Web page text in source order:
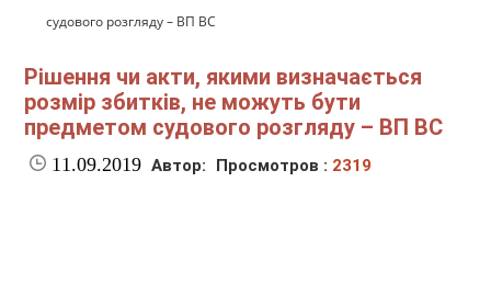
судового розгляду – ВП ВС
Рішення чи акти, якими визначається
розмір збитків, не можуть бути
предметом судового розгляду – ВП ВС
11.09.2019 Автор: Просмотров : 2319